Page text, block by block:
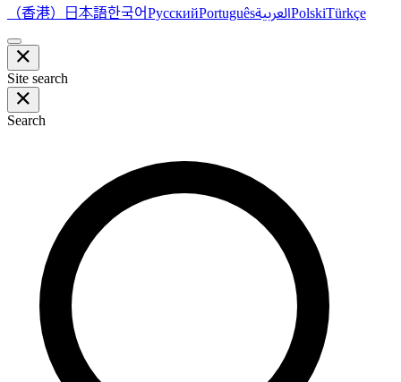
（香港） 日本語한국어РусскийPortuguêsالعربيةPolskiTürkçe
Site search
Search